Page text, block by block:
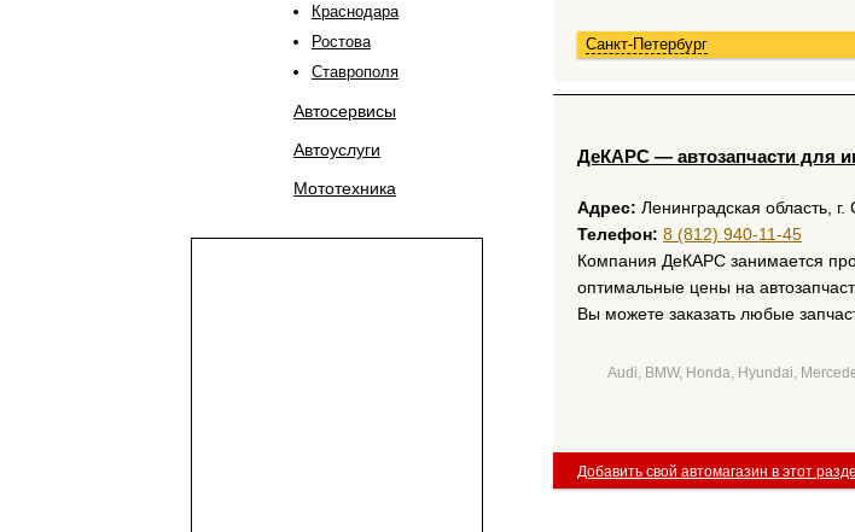
Краснодара
Ростова
Ставрополя
Автосервисы
Автоуслуги
Мототехника
Санкт-Петербург
ДеКАРС — автозапчасти для
Адрес: Ленинградская область,
Телефон: 8 (812) 940-11-45
Компания ДеКАРС занимается
оптимальные цены на
Вы можете заказать любые
Audi, BMW, Honda, Hyundai,
Добавить свой автомагазин в этот